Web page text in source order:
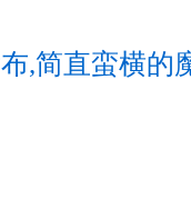
,简直蛮横的